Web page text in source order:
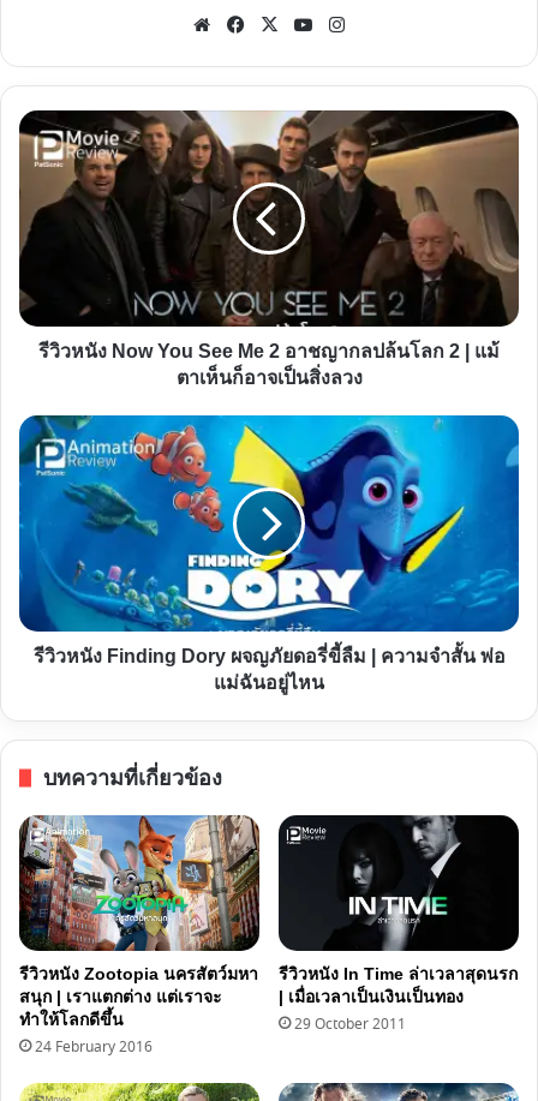
WebsiteFacebook
X YouTube
รีวิว
หนัง
Now
You
See
2
อาชญา
โลก
2
|
แม้
ตา
เห็น
อาจ
เป็น
ลวง
รีวิวหนัง Now You See Me 2 อาชญากลปล้นโลก 2 | แม้
ตาเห็นก็อาจเป็นสิ่งลวง
รีวิว
หนัง
Finding
Dory
ผจญ
ภัย
ด
อรี่
|
จำ
สั้น
พ่อ
แม่
ฉัน
อยู่
ไหน
รีวิวหนัง Finding Dory ผจญภัยดอรี่ขี้ลืม | ความจำสั้น พ่อ
แม่ฉันอยู่ไหน
บทความที่เกี่ยวข้อง
รีวิวหนัง Zootopia นครสัตว์มหา
สนุก | เราแตกต่าง แต่เราจะ
ทำให้โลกดีขึ้น
24 February 2016
รีวิวหนัง In Time ล่าเวลาสุดนรก
| เมื่อเวลาเป็นเงินเป็นทอง
29 October 2011